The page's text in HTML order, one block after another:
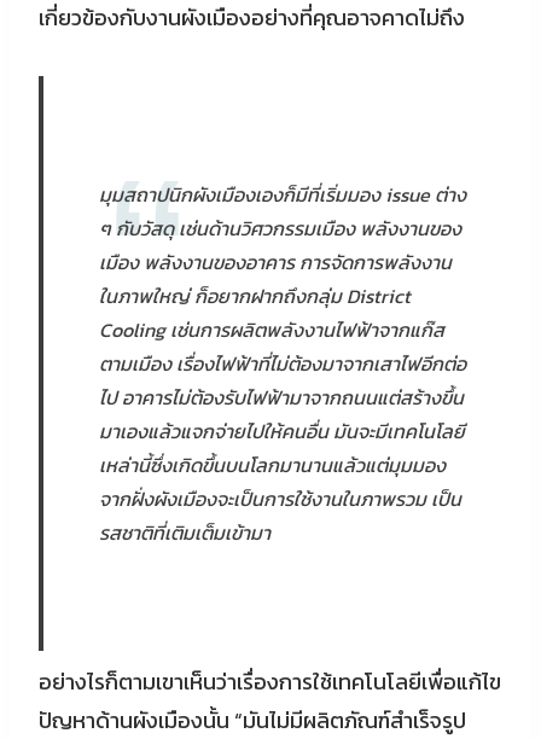
เกี่ยวข้องกับงานผังเมืองอย่างที่คุณอาจคาดไม่ถึง
มุมสถาปนิกผังเมืองเองก็มีที่เริ่มมอง issue ต่าง
ๆ กับวัสดุ เช่นด้านวิศวกรรมเมือง พลังงานของ
เมือง พลังงานของอาคาร การจัดการพลังงาน
ในภาพใหญ่ ก็อยากฝากถึงกลุ่ม District
Cooling เช่นการผลิตพลังงานไฟฟ้าจากแก๊ส
ตามเมือง เรื่องไฟฟ้าที่ไม่ต้องมาจากเสาไฟอีกต่อ
ไป อาคารไม่ต้องรับไฟฟ้ามาจากถนนแต่สร้างขึ้น
มาเองแล้วแจกจ่ายไปให้คนอื่น มันจะมีเทคโนโลยี
เหล่านี้ซึ่งเกิดขึ้นบนโลกมานานแล้วแต่มุมมอง
จากฝั่งผังเมืองจะเป็นการใช้งานในภาพรวม เป็น
รสชาติที่เติมเต็มเข้ามา
อย่างไรก็ตามเขาเห็นว่าเรื่องการใช้เทคโนโลยีเพื่อแก้ไข
ปัญหาด้านผังเมืองนั้น “มันไม่มีผลิตภัณฑ์สำเร็จรูป